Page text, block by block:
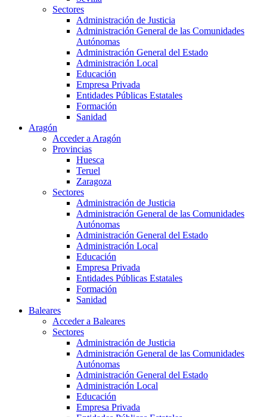
Sectores
Administración de Justicia
Administración General de las Comunidades
Autónomas
Administración General del Estado
Administración Local
Educación
Empresa Privada
Entidades Públicas Estatales
Formación
Sanidad
Aragón
Acceder a Aragón
Provincias
Huesca
Teruel
Zaragoza
Sectores
Administración de Justicia
Administración General de las Comunidades
Autónomas
Administración General del Estado
Administración Local
Educación
Empresa Privada
Entidades Públicas Estatales
Formación
Sanidad
Baleares
Acceder a Baleares
Sectores
Administración de Justicia
Administración General de las Comunidades
Autónomas
Administración General del Estado
Administración Local
Educación
Empresa Privada